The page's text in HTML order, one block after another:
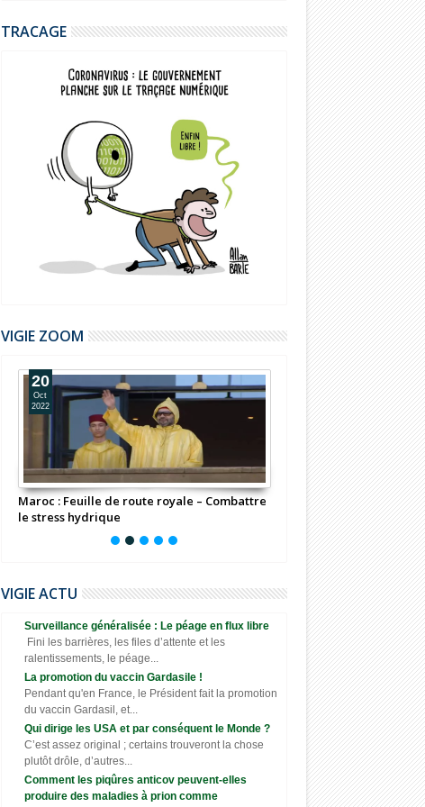
TRACAGE
VIGIE ZOOM
Maroc : Feuille de route royale – Combattre
le stress hydrique
20
Oct
2022
"νσυѕ ηє ρσυνєz ραѕ
мêмє"
14
Oct
2022
VIGIE ACTU
Surveillance généralisée : Le péage en flux libre
Fini les barrières, les files d’attente et les
ralentissements, le péage...
La promotion du vaccin Gardasile !
Pendant qu'en France, le Président fait la promotion
du vaccin Gardasil, et...
Qui dirige les USA et par conséquent le Monde ?
C’est assez original ; certains trouveront la chose
plutôt drôle, d’autres...
Comment les piqûres anticov peuvent-elles
produire des maladies à prion comme